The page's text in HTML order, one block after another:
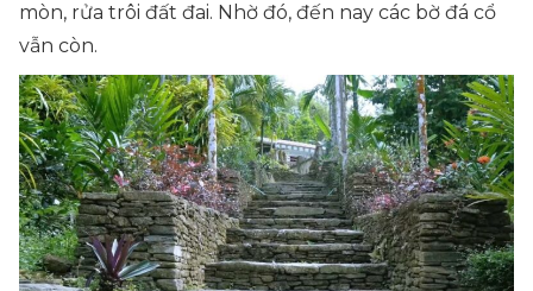
mòn, rửa trôi đất đai. Nhờ đó, đến nay các bờ đá cổ
vẫn còn.